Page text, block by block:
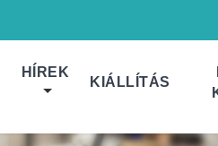
HÍREK
KIÁLLÍTÁS